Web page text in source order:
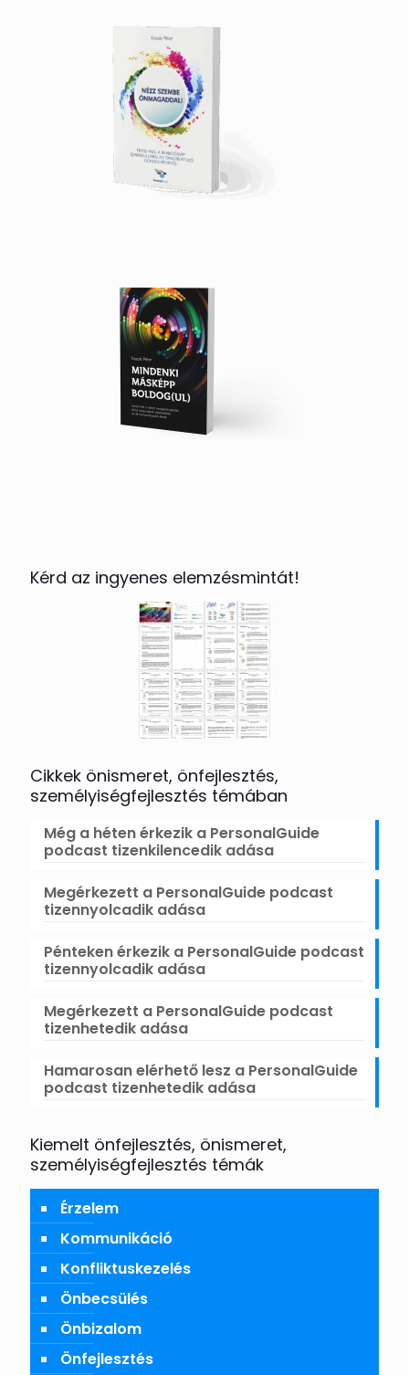
Kérd az ingyenes elemzésmintát!
Cikkek önismeret, önfejlesztés,
személyiségfejlesztés témában
Még a héten érkezik a PersonalGuide
podcast tizenkilencedik adása
Megérkezett a PersonalGuide podcast
tizennyolcadik adása
Pénteken érkezik a PersonalGuide podcast
tizennyolcadik adása
Megérkezett a PersonalGuide podcast
tizenhetedik adása
Hamarosan elérhető lesz a PersonalGuide
podcast tizenhetedik adása
Kiemelt önfejlesztés, önismeret,
személyiségfejlesztés témák
Érzelem
Kommunikáció
Konfliktuskezelés
Önbecsülés
Önbizalom
Önfejlesztés